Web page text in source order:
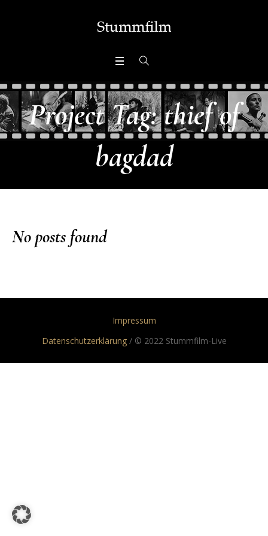
Project Tag:thief of
bagdad
No posts found
Impressum
Datenschutzerklärung/ © 2022 Stummfilm-Live